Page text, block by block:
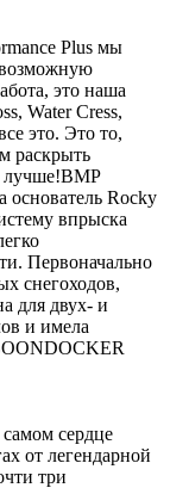
Plus мы
возможную
это наша
Water Cress,
это. Это то,
раскрыть
лучше!BMP
основатель Rocky
впрыска
Первоначально
снегоходов,
для двух- и
и имела
сердце
от легендарной
три